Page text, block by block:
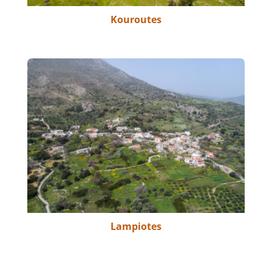
Kouroutes
Lampiotes